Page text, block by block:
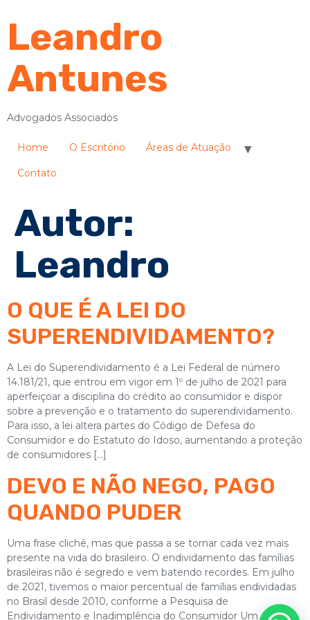
Leandro
Antunes
Advogados Associados
Home O Escritório Áreas de Atuação
Contato
Autor:
Leandro
O QUE É A LEI DO
SUPERENDIVIDAMENTO?
A Lei do Superendividamento é a Lei Federal de número
14.181/21, que entrou em vigor em 1º de julho de 2021 para
aperfeiçoar a disciplina do crédito ao consumidor e dispor
sobre a prevenção e o tratamento do superendividamento.
Para isso, a lei altera partes do Código de Defesa do
Consumidor e do Estatuto do Idoso, aumentando a proteção
de consumidores […]
DEVO E NÃO NEGO, PAGO
QUANDO PUDER
Uma frase clichê, mas que passa a se tornar cada vez mais
presente na vida do brasileiro. O endividamento das famílias
brasileiras não é segredo e vem batendo recordes. Em julho
de 2021, tivemos o maior percentual de famílias endividadas
no Brasil desde 2010, conforme a Pesquisa de
Endividamento e Inadimplência do Consumidor Um dos […]